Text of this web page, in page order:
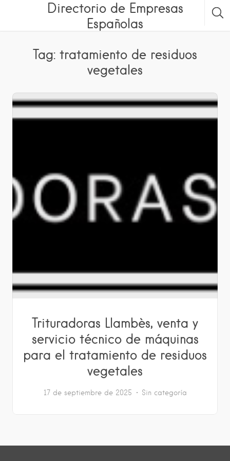
Directorio de Empresas
Españolas
Tag: tratamiento de residuos
vegetales
Trituradoras Llambès, venta y
servicio técnico de máquinas
para el tratamiento de residuos
vegetales
17 de septiembre de 2025 Sin categoría